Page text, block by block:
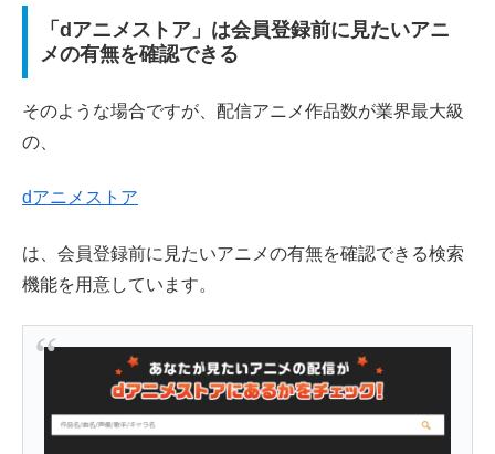
「dアニメストア」は会員登録前に見たいアニ
メの有無を確認できる
そのような場合ですが、配信アニメ作品数が業界最大級
の、
dアニメストア
は、会員登録前に見たいアニメの有無を確認できる検索
機能を用意しています。